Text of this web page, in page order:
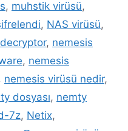
, muhstik virüsü,
, NAS virüsü,
, nemesis
, nemesis
nemesis virüsü nedir,
dosyası, nemty
7z, Netix,